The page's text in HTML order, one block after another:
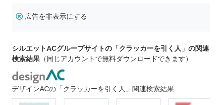
広告を非表示にする
シルエットACグループサイトの「クラッカーを引く人」の関連
検索結果 （同じアカウントで無料ダウンロードできます）
デザインACの「クラッカーを引く人」関連検索結果